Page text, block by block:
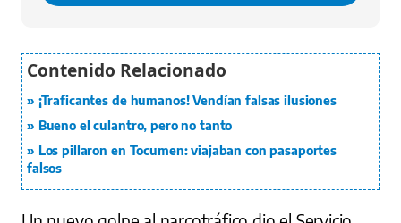
¡Traficantes de humanos! Vendían falsas ilusiones
Bueno el culantro, pero no tanto
Los pillaron en Tocumen: viajaban con pasaportes
falsos